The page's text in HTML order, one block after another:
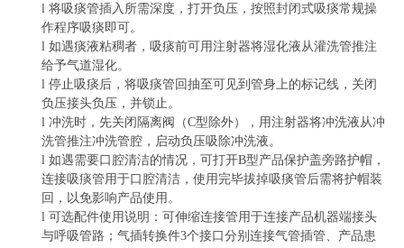
l 将吸痰管插入所需深度，打开负压，按照封闭式吸痰常规操
作程序吸痰即可。
l 如遇痰液粘稠者，吸痰前可用注射器将湿化液从灌洗管推注
给予气道湿化。
l 停止吸痰后，将吸痰管回抽至可见到管身上的标记线，关闭
负压接头负压，并锁止。
l 冲洗时，先关闭 隔离阀 （C型除外）
，用注射器将冲洗液从冲
洗管推注冲洗管腔，启动负压吸除冲洗液。
l 如遇需要口腔清洁的情况，可打开B型产品保护盖旁路护帽，
连接吸痰管用于口腔清洁，使用完毕拔掉吸痰管后需将护帽装
回，以免影响产品使用。
l 可选配件使用说明：可伸缩连接管用于连接产品机器端接头
与呼吸管路；气插转换件3个接口分别连接气管插管、产品患